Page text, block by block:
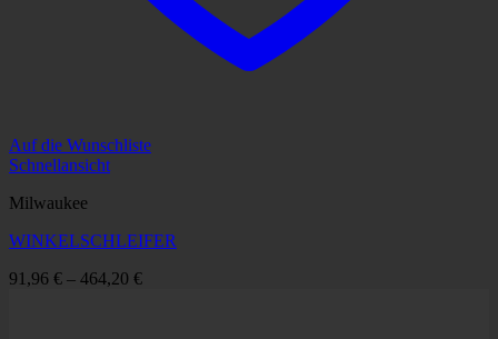
Auf die Wunschliste
Schnellansicht
Milwaukee
WINKELSCHLEIFER
91,96 € – 464,20 €